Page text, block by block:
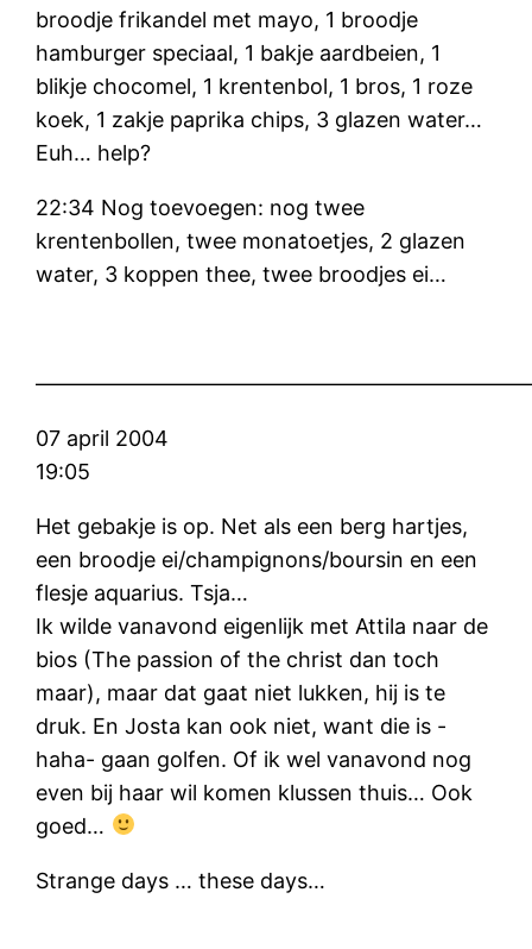
broodje frikandel met mayo, 1 broodje
hamburger speciaal, 1 bakje aardbeien, 1
blikje chocomel, 1 krentenbol, 1 bros, 1 roze
koek, 1 zakje paprika chips, 3 glazen water…
Euh… help?
22:34 Nog toevoegen: nog twee
krentenbollen, twee monatoetjes, 2 glazen
water, 3 koppen thee, twee broodjes ei…
07 april 2004
19:05
Het gebakje is op. Net als een berg hartjes,
een broodje ei/champignons/boursin en een
flesje aquarius. Tsja…
Ik wilde vanavond eigenlijk met Attila naar de
bios (The passion of the christ dan toch
maar), maar dat gaat niet lukken, hij is te
druk. En Josta kan ook niet, want die is -
haha- gaan golfen. Of ik wel vanavond nog
even bij haar wil komen klussen thuis… Ook
goed…
Strange days … these days…